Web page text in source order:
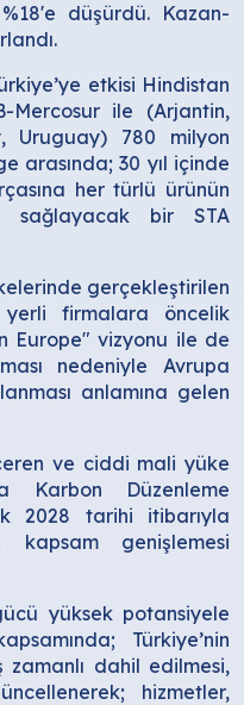
düşürdü. Kazan-
etkisi Hindistan
ile (Arjantin,
Uruguay) 780 milyon
arasında; 30 yıl içinde
her türlü ürünün
sağlayacak bir STA
gerçekleştirilen
yerli firmalara öncelik
Europe" vizyonu ile de
nedeniyle Avrupa
anlamına gelen
ve ciddi mali yüke
Karbon Düzenleme
2028 tarihi itibarıyla
genişlemesi
yüksek potansiyele
Türkiye’nin
zamanlı dahil edilmesi,
hizmetler,